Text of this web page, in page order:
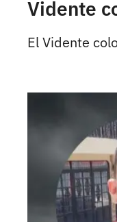
Vidente
El Vidente